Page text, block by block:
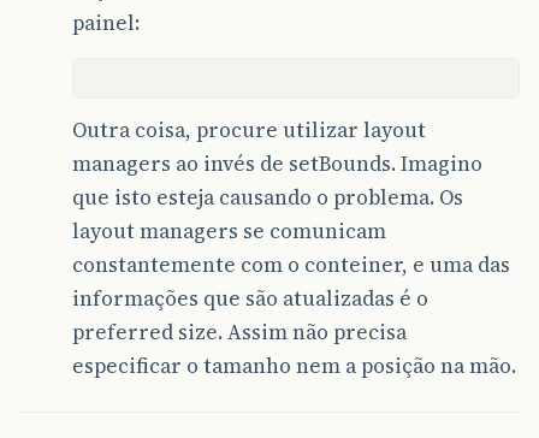
painel:
Outra coisa, procure utilizar layout
managers ao invés de setBounds. Imagino
que isto esteja causando o problema. Os
layout managers se comunicam
constantemente com o conteiner, e uma das
informações que são atualizadas é o
preferred size. Assim não precisa
especificar o tamanho nem a posição na mão.